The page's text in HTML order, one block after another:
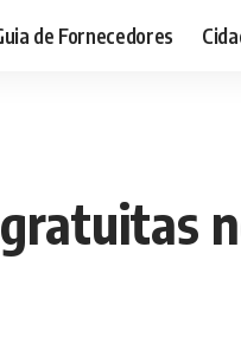
de Fornecedores